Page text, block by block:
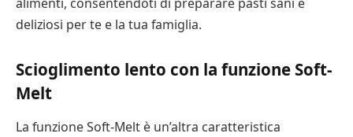
deliziosi per te e la tua famiglia.
Scioglimento lento con la funzione Soft-
Melt
La funzione Soft-Melt è un’altra caratteristica